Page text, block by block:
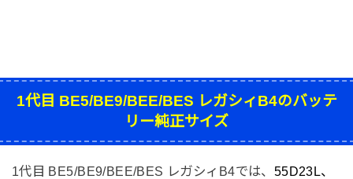
1代目 BE5/BE9/BEE/BES レガシィB4のバッテ
リー純正サイズ
1代目 BE5/BE9/BEE/BES レガシィB4では、 55D23L、